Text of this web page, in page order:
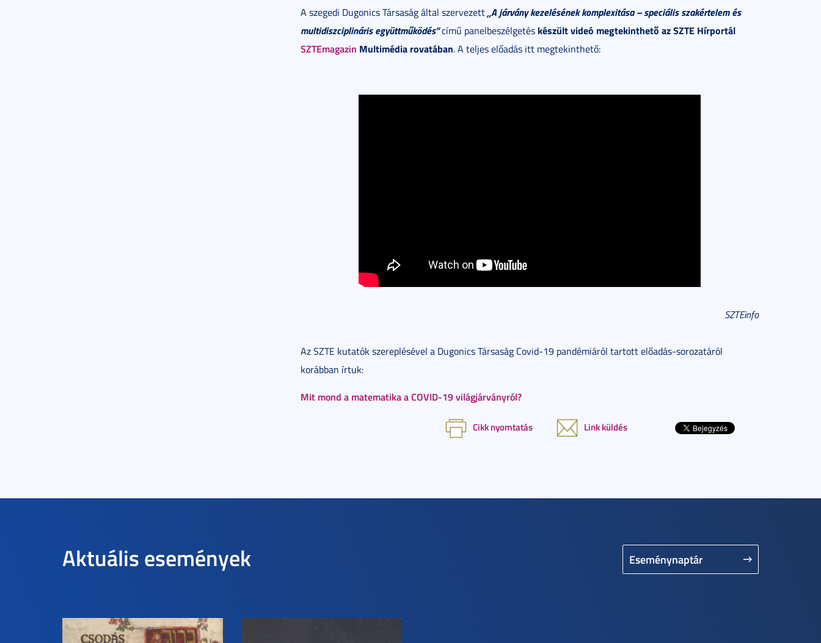
A szegedi Dugonics Társaság által szervezett„A járvány kezelésének komplexitása – speciális szakértelem és
multidiszciplináris együttműködés”című panelbeszélgetés készült videó megtekinthető az SZTE Hírportál
SZTEmagazin Multimédia rovatában. A teljes előadás itt megtekinthető:
SZTEinfo
Az SZTE kutatók szereplésével a Dugonics Társaság Covid-19 pandémiáról tartott előadás-sorozatáról
korábban írtuk:
Mit mond a matematika a COVID-19 világjárványról?
Cikk nyomtatás Link küldés
Aktuális események Eseménynaptár